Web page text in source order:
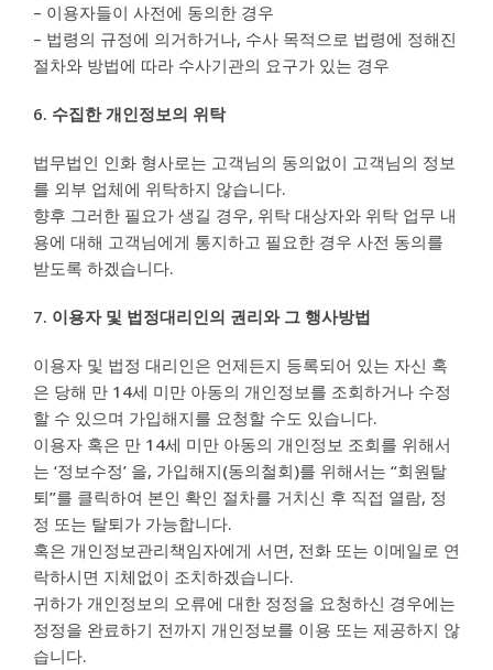
– 이용자들이 사전에 동의한 경우
– 법령의 규정에 의거하거나, 수사 목적으로 법령에 정해진
절차와 방법에 따라 수사기관의 요구가 있는 경우
6. 수집한 개인정보의 위탁
법무법인 인화 형사로는 고객님의 동의없이 고객님의 정보
를 외부 업체에 위탁하지 않습니다.
향후 그러한 필요가 생길 경우, 위탁 대상자와 위탁 업무 내
용에 대해 고객님에게 통지하고 필요한 경우 사전 동의를
받도록 하겠습니다.
7. 이용자 및 법정대리인의 권리와 그 행사방법
이용자 및 법정 대리인은 언제든지 등록되어 있는 자신 혹
은 당해 만 14세 미만 아동의 개인정보를 조회하거나 수정
할 수 있으며 가입해지를 요청할 수도 있습니다.
이용자 혹은 만 14세 미만 아동의 개인정보 조회를 위해서
는 ‘정보수정’ 을, 가입해지(동의철회)를 위해서는 “회원탈
퇴”를 클릭하여 본인 확인 절차를 거치신 후 직접 열람, 정
정 또는 탈퇴가 가능합니다.
혹은 개인정보관리책임자에게 서면, 전화 또는 이메일로 연
락하시면 지체없이 조치하겠습니다.
귀하가 개인정보의 오류에 대한 정정을 요청하신 경우에는
정정을 완료하기 전까지 개인정보를 이용 또는 제공하지 않
습니다.